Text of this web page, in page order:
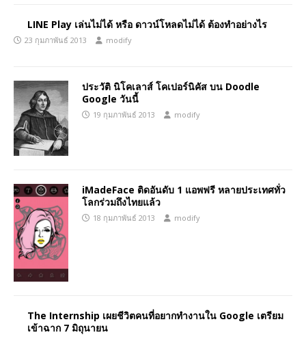
LINE Play เล่นไม่ได้ หรือ ดาวน์โหลดไม่ได้ ต้องทำอย่างไร
23 กุมภาพันธ์ 2013 modify
ประวัติ นิโคเลาส์ โคเปอร์นิคัส บน Doodle
Google วันนี้
19 กุมภาพันธ์ 2013 modify
iMadeFace ติดอันดับ 1 แอพฟรี หลายประเทศทั่ว
โลกร่วมถึงไทยแล้ว
18 กุมภาพันธ์ 2013 modify
The Internship เผยชีวิตคนที่อยากทำงานใน Google เตรียม
เข้าฉาก 7 มิถุนายน